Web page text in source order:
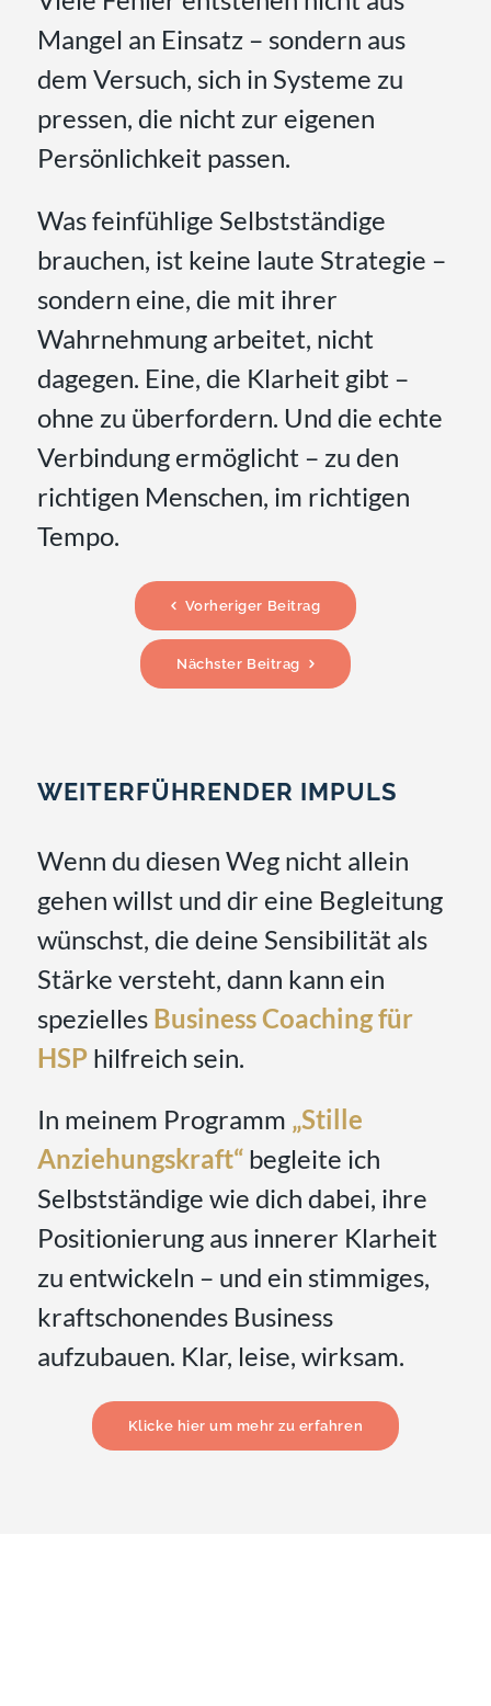
Mangel an Einsatz – sondern aus
dem Versuch, sich in Systeme zu
pressen, die nicht zur eigenen
Persönlichkeit passen.
Was feinfühlige Selbstständige
brauchen, ist keine laute Strategie –
sondern eine, die mit ihrer
Wahrnehmung arbeitet, nicht
dagegen. Eine, die Klarheit gibt –
ohne zu überfordern. Und die echte
Verbindung ermöglicht – zu den
richtigen Menschen, im richtigen
Tempo.
Vorheriger Beitrag
Nächster Beitrag
WEITERFÜHRENDER IMPULS
Wenn du diesen Weg nicht allein
gehen willst und dir eine Begleitung
wünschst, die deine Sensibilität als
Stärke versteht, dann kann ein
spezielles Business Coaching für
HSPhilfreich sein.
In meinem Programm „Stille
Anziehungskraft“begleite ich
Selbstständige wie dich dabei, ihre
Positionierung aus innerer Klarheit
zu entwickeln – und ein stimmiges,
kraftschonendes Business
aufzubauen. Klar, leise, wirksam.
Klicke hier um mehr zu erfahren